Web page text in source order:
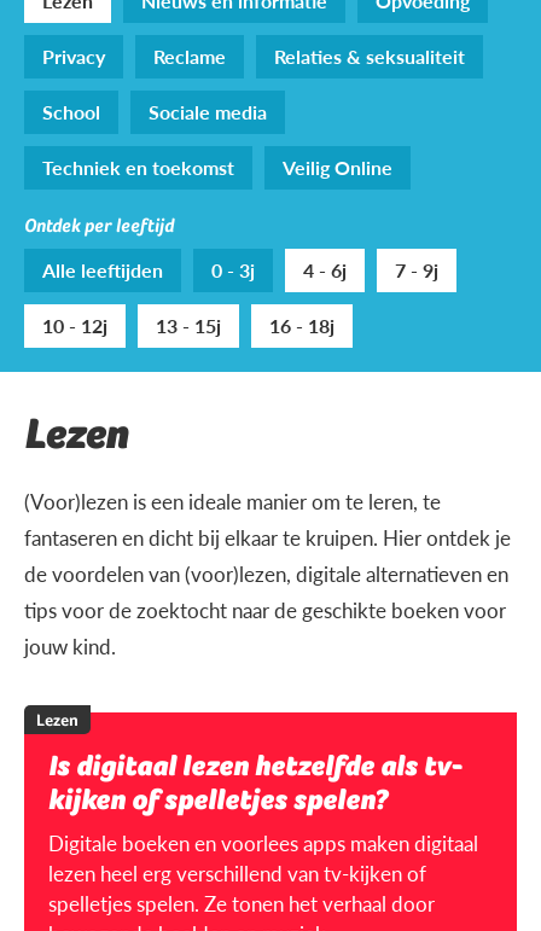
Privacy
Reclame
Relaties & seksualiteit
School
Sociale media
Techniek en toekomst
Veilig Online
Ontdek per leeftijd
Alle leeftijden 0 - 3j 4 - 6j
7 - 9j
10 - 12j
13 - 15j 16 - 18j
Lezen
(Voor)lezen is een ideale manier om te leren, te
fantaseren en dicht bij elkaar te kruipen. Hier ontdek je
de voordelen van (voor)lezen, digitale alternatieven en
tips voor de zoektocht naar de geschikte boeken voor
jouw kind.
Lezen
Is digitaal lezen hetzelfde als tv-
kijken of spelletjes spelen?
Digitale boeken en voorlees apps maken digitaal
lezen heel erg verschillend van tv-kijken of
spelletjes spelen. Ze tonen het verhaal door